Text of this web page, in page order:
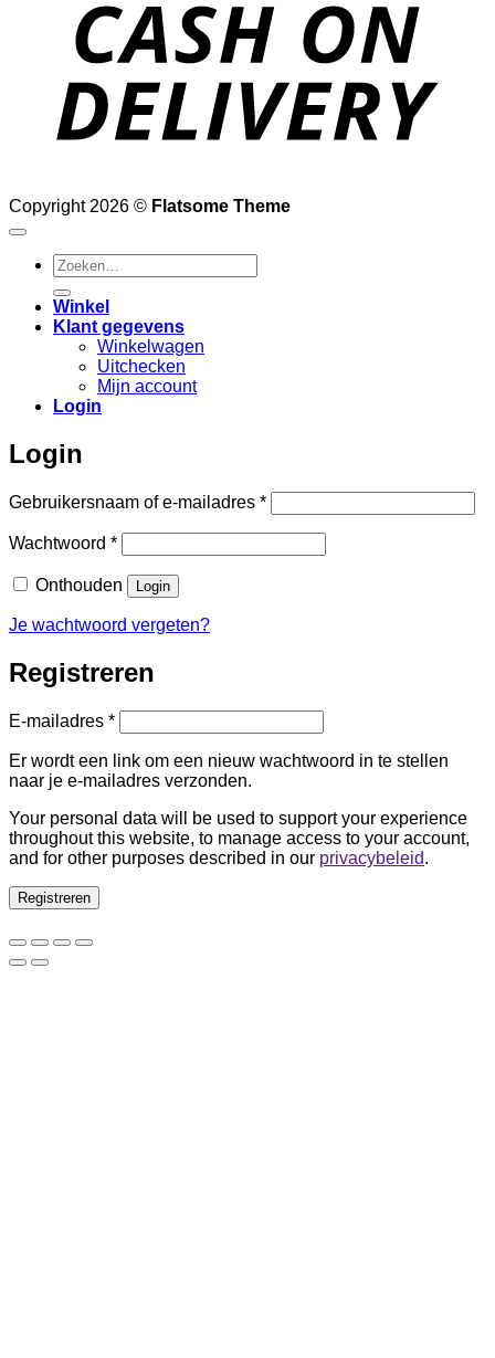
Copyright 2026 © Flatsome Theme
Zoeken
naar:
Winkel
Klant gegevens
Winkelwagen
Uitchecken
Mijn account
Login
Login
Gebruikersnaam of e-mailadres *Vereist
Wachtwoord *Vereist
Onthouden Login
Je wachtwoord vergeten?
Registreren
E-mailadres *Vereist
Er wordt een link om een nieuw wachtwoord in te stellen
naar je e-mailadres verzonden.
Your personal data will be used to support your experience
throughout this website, to manage access to your account,
and for other purposes described in our privacybeleid.
Registreren